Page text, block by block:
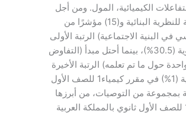
الكيميائية، المول. ومن أجل
تحقيق أهداف الدراسة تمَّ بناء أداة تكونت من (6) مبادئ رئيسية للنظرية البنائية و(15) مؤشرًا من
البنية الاجتماعية) الرتبة الأولى
من بين المبادئ الستة، حيث جاء بواقع تكرار (250) مرة وبنسبة مئوية (30.5%)، بينما أحتل مبدأ (التفاوض
حول ما تم تعلمه) الرتبة الأخيرة
من بين المبادئ الستة، حيث جاء بواقع تكرار (8) مرات وبنسبة مئوية (1%) في مقرر كيمياء1 للصف الأول
بمجموعة من التوصيات، من أبرزها
ضرورة رفع نسبة تضمين مبادئ النظرية البنائية في مقرر كيمياء1 للصف الأول ثانوي بالمملكة العربية